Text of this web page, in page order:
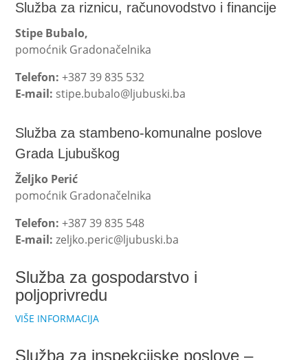
Služba za riznicu, računovodstvo i financije
Stipe Bubalo,
pomoćnik Gradonačelnika
Telefon: +387 39 835 532
E-mail: stipe.bubalo@ljubuski.ba
Služba za stambeno-komunalne poslove
Grada Ljubuškog
Željko Perić
pomoćnik Gradonačelnika
Telefon: +387 39 835 548
E-mail: zeljko.peric@ljubuski.ba
Služba za gospodarstvo i
poljoprivredu
VIŠE INFORMACIJA
Služba za inspekcijske poslove –